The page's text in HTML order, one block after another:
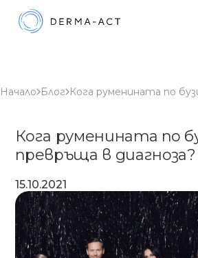
Начало Блог
Кога руменината по
превръща в диагноза?
15.10.2021